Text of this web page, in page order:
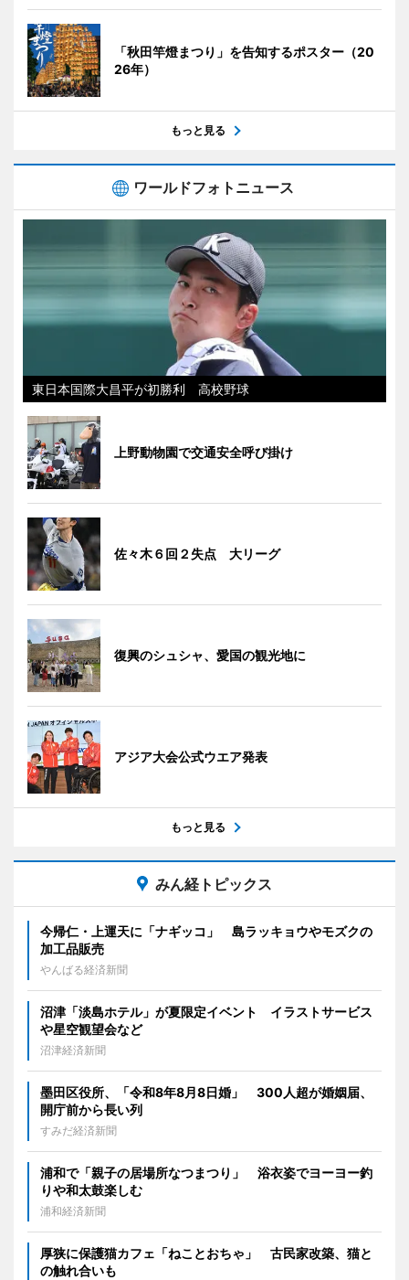
「秋田竿燈まつり」を告知するポスター（20
26年）
もっと見る
ワールドフォトニュース
東日本国際大昌平が初勝利 高校野球
上野動物園で交通安全呼び掛け
佐々木６回２失点 大リーグ
復興のシュシャ、愛国の観光地に
アジア大会公式ウエア発表
もっと見る
みん経トピックス
今帰仁・上運天に「ナギッコ」 島ラッキョウやモズクの
加工品販売
やんばる経済新聞
沼津「淡島ホテル」が夏限定イベント イラストサービス
や星空観望会など
沼津経済新聞
墨田区役所、「令和8年8月8日婚」 300人超が婚姻届、
開庁前から長い列
すみだ経済新聞
浦和で「親子の居場所なつまつり」 浴衣姿でヨーヨー釣
りや和太鼓楽しむ
浦和経済新聞
厚狭に保護猫カフェ「ねことおちゃ」 古民家改築、猫と
の触れ合いも